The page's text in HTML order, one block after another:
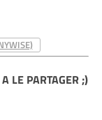
LE PARTAGER ;)